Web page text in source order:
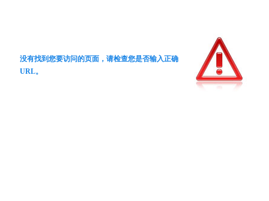
没有找到您要访问的页面，请检查您是否输入正确
URL。